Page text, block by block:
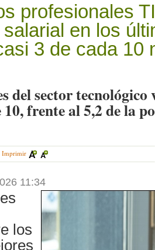
profesionales
en los
3 de cada 10
del sector
10, frente al 5,2 de la
Imprimir
11:34
los